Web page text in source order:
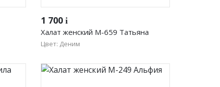
1 700i
Халат женский М-659 Татьяна
Цвет: Деним